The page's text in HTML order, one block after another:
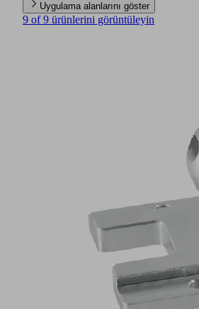
Uygulama alanlarını göster
9 of 9 ürünlerini görüntüleyin